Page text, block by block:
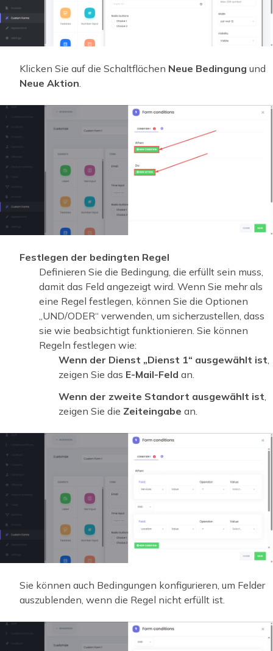
Klicken Sie auf die Schaltflächen Neue Bedingung und
Neue Aktion
Festlegen der bedingten Regel
Definieren Sie die Bedingung, die erfüllt sein muss,
damit das Feld angezeigt wird. Wenn Sie mehr als
eine Regel festlegen, können Sie die Optionen
„UND/ODER“ verwenden, um sicherzustellen, dass
sie wie beabsichtigt funktionieren. Sie können
Regeln festlegen wie:
Wenn der Dienst „Dienst 1“ ausgewählt ist
zeigen Sie das E-Mail-Feld an.
Wenn der zweite Standort ausgewählt ist
zeigen Sie die Zeiteingabe an.
Sie können auch Bedingungen konfigurieren, um Felder
auszublenden, wenn die Regel nicht erfüllt ist.